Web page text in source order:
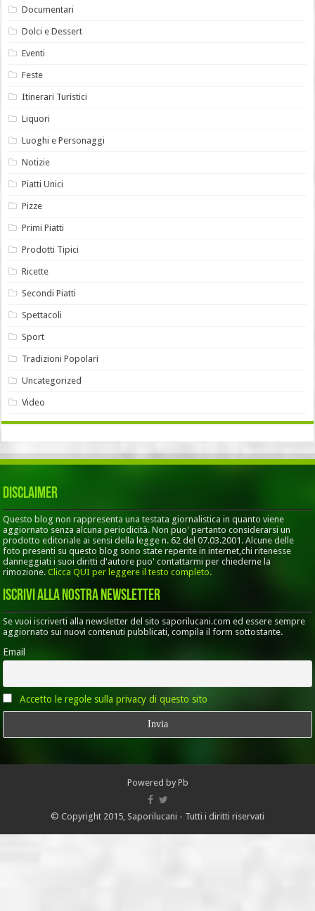
Documentari
Dolci e Dessert
Eventi
Feste
Itinerari Turistici
Liquori
Luoghi e Personaggi
Notizie
Piatti Unici
Pizze
Primi Piatti
Prodotti Tipici
Ricette
Secondi Piatti
Spettacoli
Sport
Tradizioni Popolari
Uncategorized
Video
Disclaimer
Questo blog non rappresenta una testata giornalistica in quanto viene
aggiornato senza alcuna periodicità. Non puo' pertanto considerarsi un
prodotto editoriale ai sensi della legge n. 62 del 07.03.2001. Alcune delle
foto presenti su questo blog sono state reperite in internet,chi ritenesse
danneggiati i suoi diritti d'autore puo' contattarmi per chiederne la
rimozione.Clicca QUI per leggere il testo completo.
Iscrivi alla nostra Newsletter
Se vuoi iscriverti alla newsletter del sito saporilucani.com ed essere sempre
aggiornato sui nuovi contenuti pubblicati, compila il form sottostante.
Email
Accetto le regole sulla privacy di questo sito
Powered by Pb
© Copyright 2015, Saporilucani - Tutti i diritti riservati